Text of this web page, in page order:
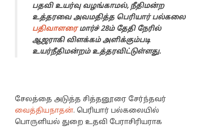
பதவி உயர்வு வழங்காமல், நீதிமன்ற
உத்தரவை அவமதித்த பெரியார் பல்கலை
பதிவாளரைமார்ச் 28ம் தேதி நேரில்
ஆஜராகி விளக்கம் அளிக்கும்படி
உயர்நீதிமன்றம் உத்தரவிட்டுள்ளது.
சேலத்தை அடுத்த சித்தனூரை சேர்ந்தவர்
வைத்தியநாதன். பெரியார் பல்கலையில்
பொருளியல் துறை உதவி பேராசிரியராக